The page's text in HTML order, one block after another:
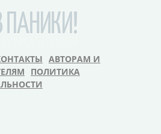
АВТОРАМ И
ПОЛИТИКА